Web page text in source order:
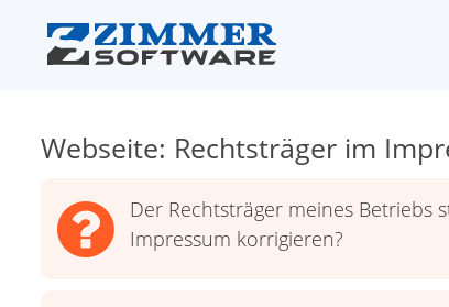
Webseite: Rechtsträger im
Der Rechtsträger meines
Impressum korrigieren?